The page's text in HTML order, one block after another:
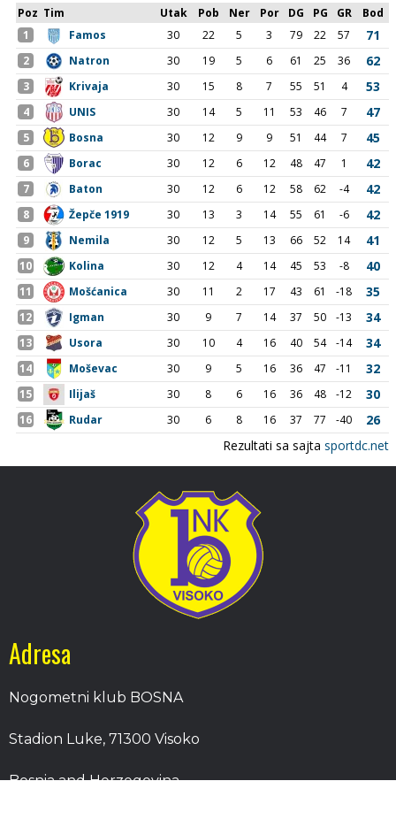
Adresa
Nogometni klub BOSNA
Stadion Luke, 71300 Visoko
Bosnia and Herzegovina